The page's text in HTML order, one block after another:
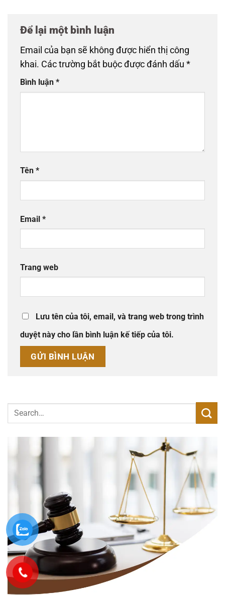
Để lại một bình luận
Email của bạn sẽ không được hiển thị công
khai. Các trường bắt buộc được đánh dấu *
Bình luận *
Tên *
Email *
Trang web
Lưu tên của tôi, email, và trang web trong trình
duyệt này cho lần bình luận kế tiếp của tôi.